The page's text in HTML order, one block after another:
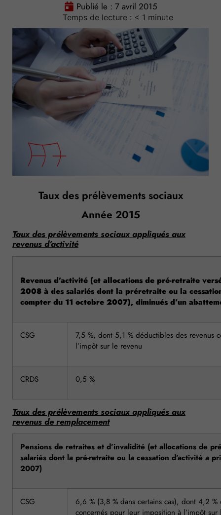
Publié le : 7 avril 2015
Temps de lecture : < 1 minute
Taux des prélèvements sociaux
Année 2015
Taux des prélèvements sociaux appliqués aux
revenus d’activité
Revenus d’activité (et allocations de pré-retraite
2008 à des salariés dont la préretraite ou la
compter du 11 octobre 2007), diminués d’un
CSG
7,5 %, dont 5,1 % déductibles des revenus
l’impôt sur le revenu
CRDS 0,5 %
Taux des prélèvements sociaux appliqués aux
revenus de remplacement
Pensions de retraites et d’invalidité (et allocations de
salariés dont la pré-retraite ou la cessation d’activité a
2007)
CSG
6,6 % (3,8 % dans certains cas), dont 4,2
concernés pour leur imposition à l’impôt sur